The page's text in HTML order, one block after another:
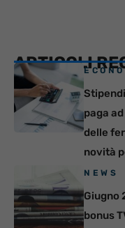
ARTICOLI
paga
delle
novità
NEWS
Giugno
bonus